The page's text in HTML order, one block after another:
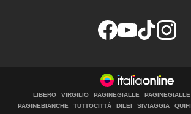
LIBERO VIRGILIO PAGINEGIALLE
PAGINEBIANCHE
TUTTOCITTÀ DILEI SIVIAGGIA